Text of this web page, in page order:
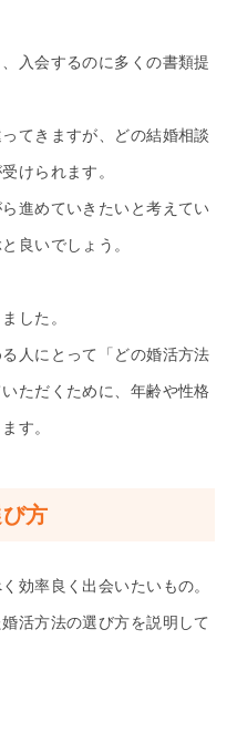
入会するのに多くの書類提
てきますが、どの結婚相談
けられます。
進めていきたいと考えてい
良いでしょう。
した。
人にとって「どの婚活方法
ただくために、年齢や性格
す。
方
効率良く出会いたいもの。
活方法の選び方を説明して